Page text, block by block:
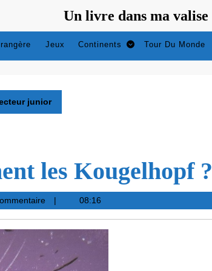
Un livre dans ma valise
Jeux Continents Tour Du Monde
junior
les Kougelhopf ?
08:16